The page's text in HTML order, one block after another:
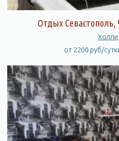
Отдых Севастополь,
Холли
от 2200 руб/